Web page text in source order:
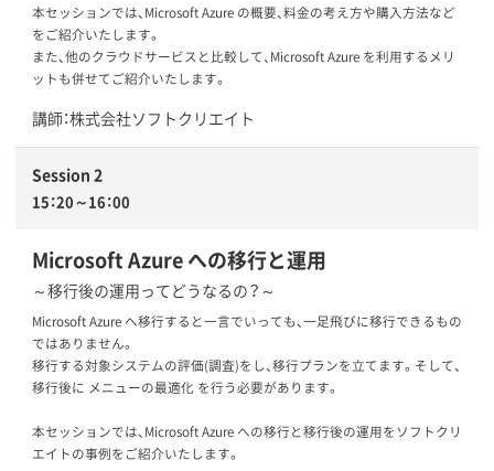
本セッションでは、Microsoft Azure の概要、料金の考え方や購入方法など
をご紹介いたします。
また、他のクラウドサービスと比較して、Microsoft Azure を利用するメリ
ットも併せてご紹介いたします。
講師：株式会社ソフトクリエイト
Session 2
15：20～16：00
Microsoft Azure への移行と運用
～移行後の運用ってどうなるの？～
Microsoft Azure へ移行すると一言でいっても、一足飛びに移行できるもの
ではありません。
移行する対象システムの評価(調査)をし、移行プランを立てます。そして、
移行後に メニューの最適化 を行う必要があります。
本セッションでは、Microsoft Azure への移行と移行後の運用をソフトクリ
エイトの事例をご紹介いたします。